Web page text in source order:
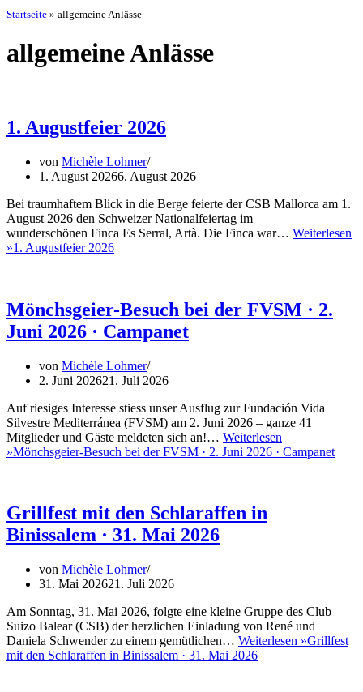
Startseite » allgemeine Anlässe
allgemeine Anlässe
1. Augustfeier 2026
von Michèle Lohmer
1. August 20266. August 2026
Bei traumhaftem Blick in die Berge feierte der CSB Mallorca am 1.
August 2026 den Schweizer Nationalfeiertag im
wunderschönen Finca Es Serral, Artà. Die Finca war… Weiterlesen
»1. Augustfeier 2026
Mönchsgeier-Besuch bei der FVSM · 2.
Juni 2026 · Campanet
von Michèle Lohmer
2. Juni 202621. Juli 2026
Auf riesiges Interesse stiess unser Ausflug zur Fundación Vida
Silvestre Mediterránea (FVSM) am 2. Juni 2026 – ganze 41
Mitglieder und Gäste meldeten sich an!… Weiterlesen
»Mönchsgeier-Besuch bei der FVSM · 2. Juni 2026 · Campanet
Grillfest mit den Schlaraffen in
Binissalem · 31. Mai 2026
von Michèle Lohmer
31. Mai 202621. Juli 2026
Am Sonntag, 31. Mai 2026, folgte eine kleine Gruppe des Club
Suizo Balear (CSB) der herzlichen Einladung von René und
Daniela Schwender zu einem gemütlichen… Weiterlesen »Grillfest
mit den Schlaraffen in Binissalem · 31. Mai 2026